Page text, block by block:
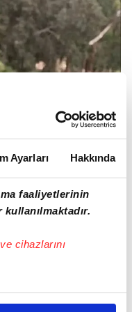
Ayarları Hakkında
faaliyetlerinin
cihazlarını
sizlere özel